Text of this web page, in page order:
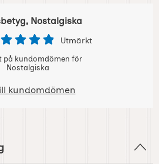
Nostalgiska
Utmärkt
på kundomdömen för
Nostalgiska
kundomdömen